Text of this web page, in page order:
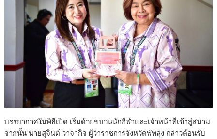
บรรยากาศในพิธีเปิด เริ่มด้วยขบวนนักกีฬาและเจ้าหน้าที่เข้าสู่สนาม
จากนั้น นายสุจินต์ วาจากิจ ผู้ว่าราชการจังหวัดพัทลุง กล่าวต้อนรับ